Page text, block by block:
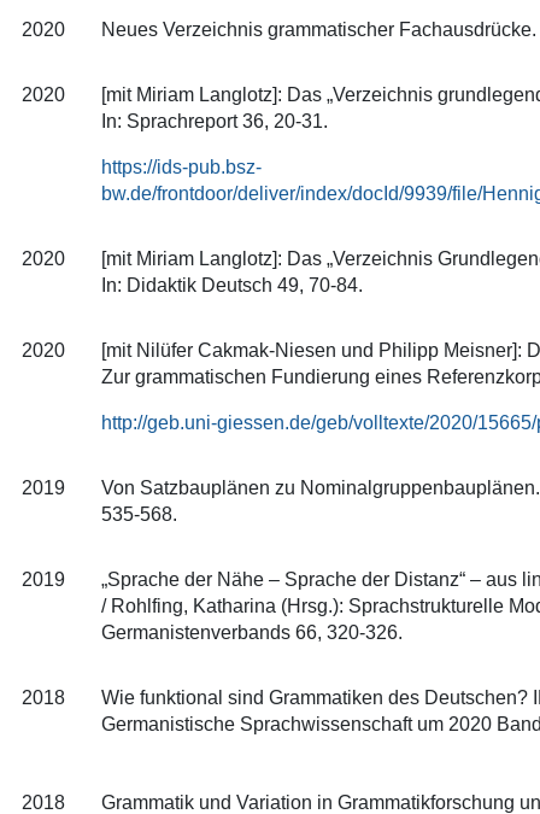
2020 Neues Verzeichnis grammatischer
2020
[mit Miriam Langlotz]: Das „Verzeichnis
In: Sprachreport 36, 20-31.
https://ids-pub.bsz-
bw.de/frontdoor/deliver/index/docId/9939/file/
2020
[mit Miriam Langlotz]: Das „Verzeichnis
In: Didaktik Deutsch 49, 70-84.
2020
[mit Nilüfer Cakmak-Niesen und Philipp Meisner]:
Zur grammatischen Fundierung eines
http://geb.uni-giessen.de/geb/volltexte/2020/
2019
Von Satzbauplänen zu
535-568.
2019
„Sprache der Nähe – Sprache der Distanz“ – aus
/ Rohlfing, Katharina (Hrsg.): Sprachstrukturelle
Germanistenverbands 66, 320-326.
2018
Wie funktional sind Grammatiken des Deutschen?
Germanistische Sprachwissenschaft um 2020
2018
Grammatik und Variation in Grammatikforschung